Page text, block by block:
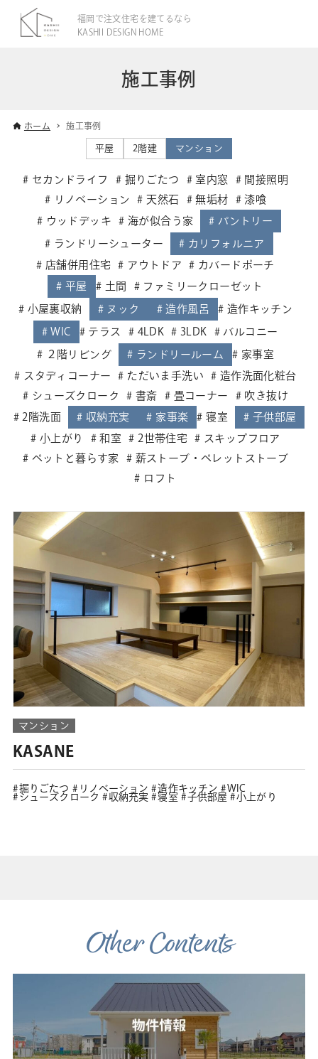
福岡で注文住宅を建てるなら
KASHII DESIGN HOME
施工事例
ホーム 施工事例
平屋 2階建 マンション
セカンドライフ 掘りごたつ 室内窓
間接照明
リノベーション
天然石 無垢材
漆喰
ウッドデッキ
海が似合う家 パントリー
ランドリーシューター
カリフォルニア
店舗併用住宅
アウトドア
カバードポーチ
平屋
土間 ファミリークローゼット
小屋裏収納 ヌック 造作風呂 造作キッチン
WIC テラス 4LDK 3LDK バルコニー
２階リビング ランドリールーム
家事室
スタディコーナー
ただいま手洗い
造作洗面化粧台
シューズクローク
書斎 畳コーナー
吹き抜け
2階洗面
収納充実 家事楽 寝室
子供部屋
小上がり
和室 2世帯住宅
スキップフロア
ペットと暮らす家
薪ストーブ・ペレットストーブ
ロフト
マンション
KASANE
掘りごたつ リノベーション 造作キッチン
WIC
シューズクローク
収納充実 寝室 子供部屋 小上がり
Other Contents